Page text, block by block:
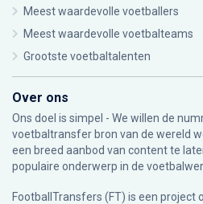
Meest waardevolle voetballers
Meest waardevolle voetbalteams
Grootste voetbaltalenten
Over ons
Ons doel is simpel - We willen de
voetbaltransfer bron van de wereld
een breed aanbod van content te
populaire onderwerp in de
FootballTransfers (FT) is een